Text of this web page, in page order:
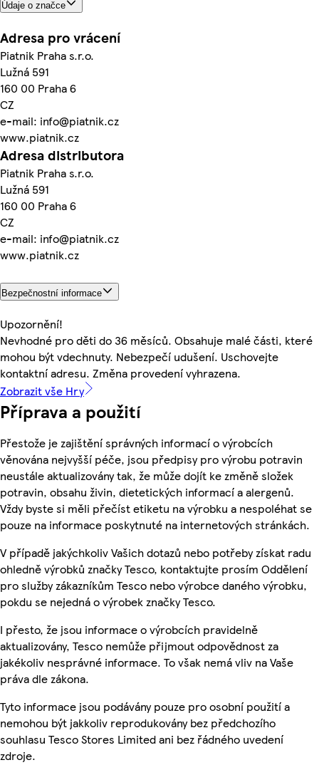
Údaje o značce
Adresa pro vrácení
Piatnik Praha s.r.o.
Lužná 591
160 00 Praha 6
CZ
e-mail: info@piatnik.cz
www.piatnik.cz
Adresa distributora
Piatnik Praha s.r.o.
Lužná 591
160 00 Praha 6
CZ
e-mail: info@piatnik.cz
www.piatnik.cz
Bezpečnostní informace
Upozornění!
Nevhodné pro děti do 36 měsíců. Obsahuje malé části, které
mohou být vdechnuty. Nebezpečí udušení. Uschovejte
kontaktní adresu. Změna provedení vyhrazena.
Zobrazit vše Hry
Příprava a použití
Přestože je zajištění správných informací o výrobcích
věnována nejvyšší péče, jsou předpisy pro výrobu potravin
neustále aktualizovány tak, že může dojít ke změně složek
potravin, obsahu živin, dietetických informací a alergenů.
Vždy byste si měli přečíst etiketu na výrobku a nespoléhat se
pouze na informace poskytnuté na internetových stránkách.
V případě jakýchkoliv Vašich dotazů nebo potřeby získat radu
ohledně výrobků značky Tesco, kontaktujte prosím Oddělení
pro služby zákazníkům Tesco nebo výrobce daného výrobku,
pokdu se nejedná o výrobek značky Tesco.
I přesto, že jsou informace o výrobcích pravidelně
aktualizovány, Tesco nemůže přijmout odpovědnost za
jakékoliv nesprávné informace. To však nemá vliv na Vaše
práva dle zákona.
Tyto informace jsou podávány pouze pro osobní použití a
nemohou být jakkoliv reprodukovány bez předchozího
souhlasu Tesco Stores Limited ani bez řádného uvedení
zdroje.